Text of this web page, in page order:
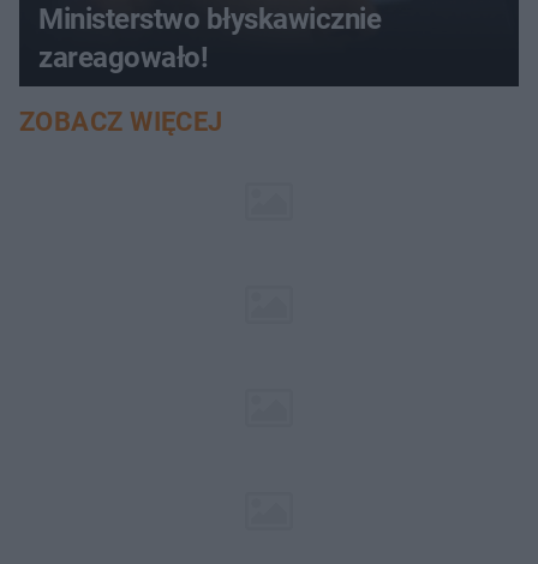
Ministerstwo błyskawicznie
zareagowało!
ZOBACZ WIĘCEJ